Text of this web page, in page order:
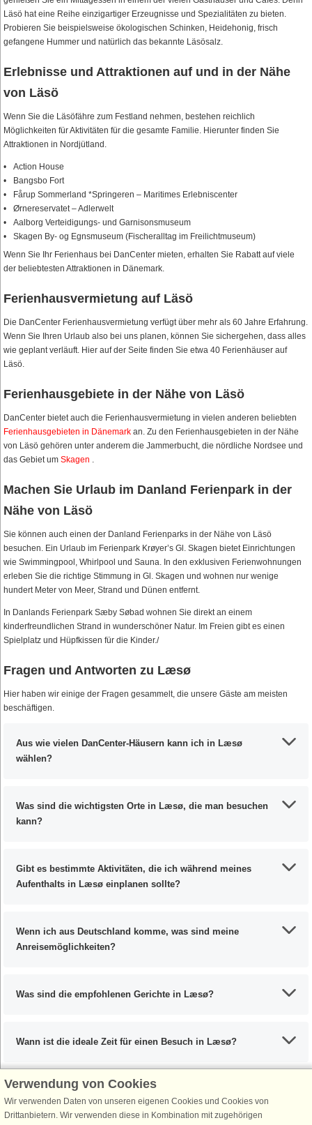
Läsö hat eine Reihe einzigartiger Erzeugnisse und Spezialitäten zu bieten.
Probieren Sie beispielsweise ökologischen Schinken, Heidehonig, frisch
gefangene Hummer und natürlich das bekannte Läsösalz.
Erlebnisse und Attraktionen auf und in der Nähe
von Läsö
Wenn Sie die Läsöfähre zum Festland nehmen, bestehen reichlich
Möglichkeiten für Aktivitäten für die gesamte Familie. Hierunter finden Sie
Attraktionen in Nordjütland.
Action House
Bangsbo Fort
Fårup Sommerland *Springeren – Maritimes Erlebniscenter
Ørnereservatet – Adlerwelt
Aalborg Verteidigungs- und Garnisonsmuseum
Skagen By- og Egnsmuseum (Fischeralltag im Freilichtmuseum)
Wenn Sie Ihr Ferienhaus bei DanCenter mieten, erhalten Sie Rabatt auf viele
der beliebtesten Attraktionen in Dänemark.
Ferienhausvermietung auf Läsö
Die DanCenter Ferienhausvermietung verfügt über mehr als 60 Jahre Erfahrung.
Wenn Sie Ihren Urlaub also bei uns planen, können Sie sichergehen, dass alles
wie geplant verläuft. Hier auf der Seite finden Sie etwa 40 Ferienhäuser auf
Läsö.
Ferienhausgebiete in der Nähe von Läsö
DanCenter bietet auch die Ferienhausvermietung in vielen anderen beliebten
Ferienhausgebieten in Dänemark an. Zu den Ferienhausgebieten in der Nähe
von Läsö gehören unter anderem die Jammerbucht, die nördliche Nordsee und
das Gebiet um Skagen .
Machen Sie Urlaub im Danland Ferienpark in der
Nähe von Läsö
Sie können auch einen der Danland Ferienparks in der Nähe von Läsö
besuchen. Ein Urlaub im Ferienpark Krøyer’s Gl. Skagen bietet Einrichtungen
wie Swimmingpool, Whirlpool und Sauna. In den exklusiven Ferienwohnungen
erleben Sie die richtige Stimmung in Gl. Skagen und wohnen nur wenige
hundert Meter von Meer, Strand und Dünen entfernt.
In Danlands Ferienpark Sæby Søbad wohnen Sie direkt an einem
kinderfreundlichen Strand in wunderschöner Natur. Im Freien gibt es einen
Spielplatz und Hüpfkissen für die Kinder./
Fragen und Antworten zu Læsø
Hier haben wir einige der Fragen gesammelt, die unsere Gäste am meisten
beschäftigen.
Aus wie vielen DanCenter-Häusern kann ich in Læsø
wählen?
Was sind die wichtigsten Orte in Læsø, die man besuchen
kann?
Gibt es bestimmte Aktivitäten, die ich während meines
Aufenthalts in Læsø einplanen sollte?
Wenn ich aus Deutschland komme, was sind meine
Anreisemöglichkeiten?
Was sind die empfohlenen Gerichte in Læsø?
Wann ist die ideale Zeit für einen Besuch in Læsø?
Schließen Sie sich 100.000 Ferienhaus-Fans an
Verwendung von Cookies
Wir verwenden Daten von unseren eigenen Cookies und Cookies von
Drittanbietern. Wir verwenden diese in Kombination mit zugehörigen